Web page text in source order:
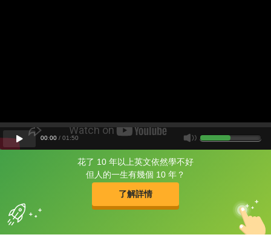
花了 10 年以上英文依然學不好
但人的一生有幾個 10 年？
了解詳情
片尾有
攻其不背
的品牌故事
00:00 / 01 :50